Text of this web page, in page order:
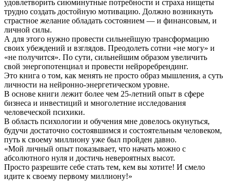
удовлетворить сиюминутные потребности и страха нищеты
трудно создать достойную мотивацию. Должно возникнуть
страстное желание обладать состоянием — и финансовым, и
личной силы.
А для этого нужно провести сильнейшую трансформацию
своих убеждений и взглядов. Преодолеть сотни «не могу» и
«не получится». По сути, сильнейшим образом увеличить
свой энергопотенциал и провести нейроребрендинг.
Это книга о том, как менять не просто образ мышления, а суть
личности на нейронно-энергетическом уровне.
В основе книги лежит более чем 25-летний опыт в сфере
бизнеса и инвестиций и многолетние исследования
человеческой психики.
В область психологии и обучения мне довелось окунуться,
будучи достаточно состоявшимся и состоятельным человеком,
путь к своему миллиону уже был пройден давно.
«Мой личный опыт показывает, что начать можно с
абсолютного нуля и достичь невероятных высот.
Просто разрешите себе стать тем, кем вы хотите! И смело
идите к своему первому миллиону!»